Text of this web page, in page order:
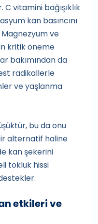
C vitamini bağışıklık
kan basıncını
ve
kritik öneme
bakımından da
radikallerle
ve yaşlanma
bu da onu
alternatif haline
kan şekerini
tokluk hissi
etkileri ve